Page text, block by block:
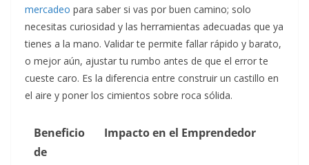
mercadeo para saber si vas por buen camino; solo
necesitas curiosidad y las herramientas adecuadas que ya
tienes a la mano. Validar te permite fallar rápido y barato,
o mejor aún, ajustar tu rumbo antes de que el error te
cueste caro. Es la diferencia entre construir un castillo en
el aire y poner los cimientos sobre roca sólida.
Beneficio
de
Impacto en el Emprendedor